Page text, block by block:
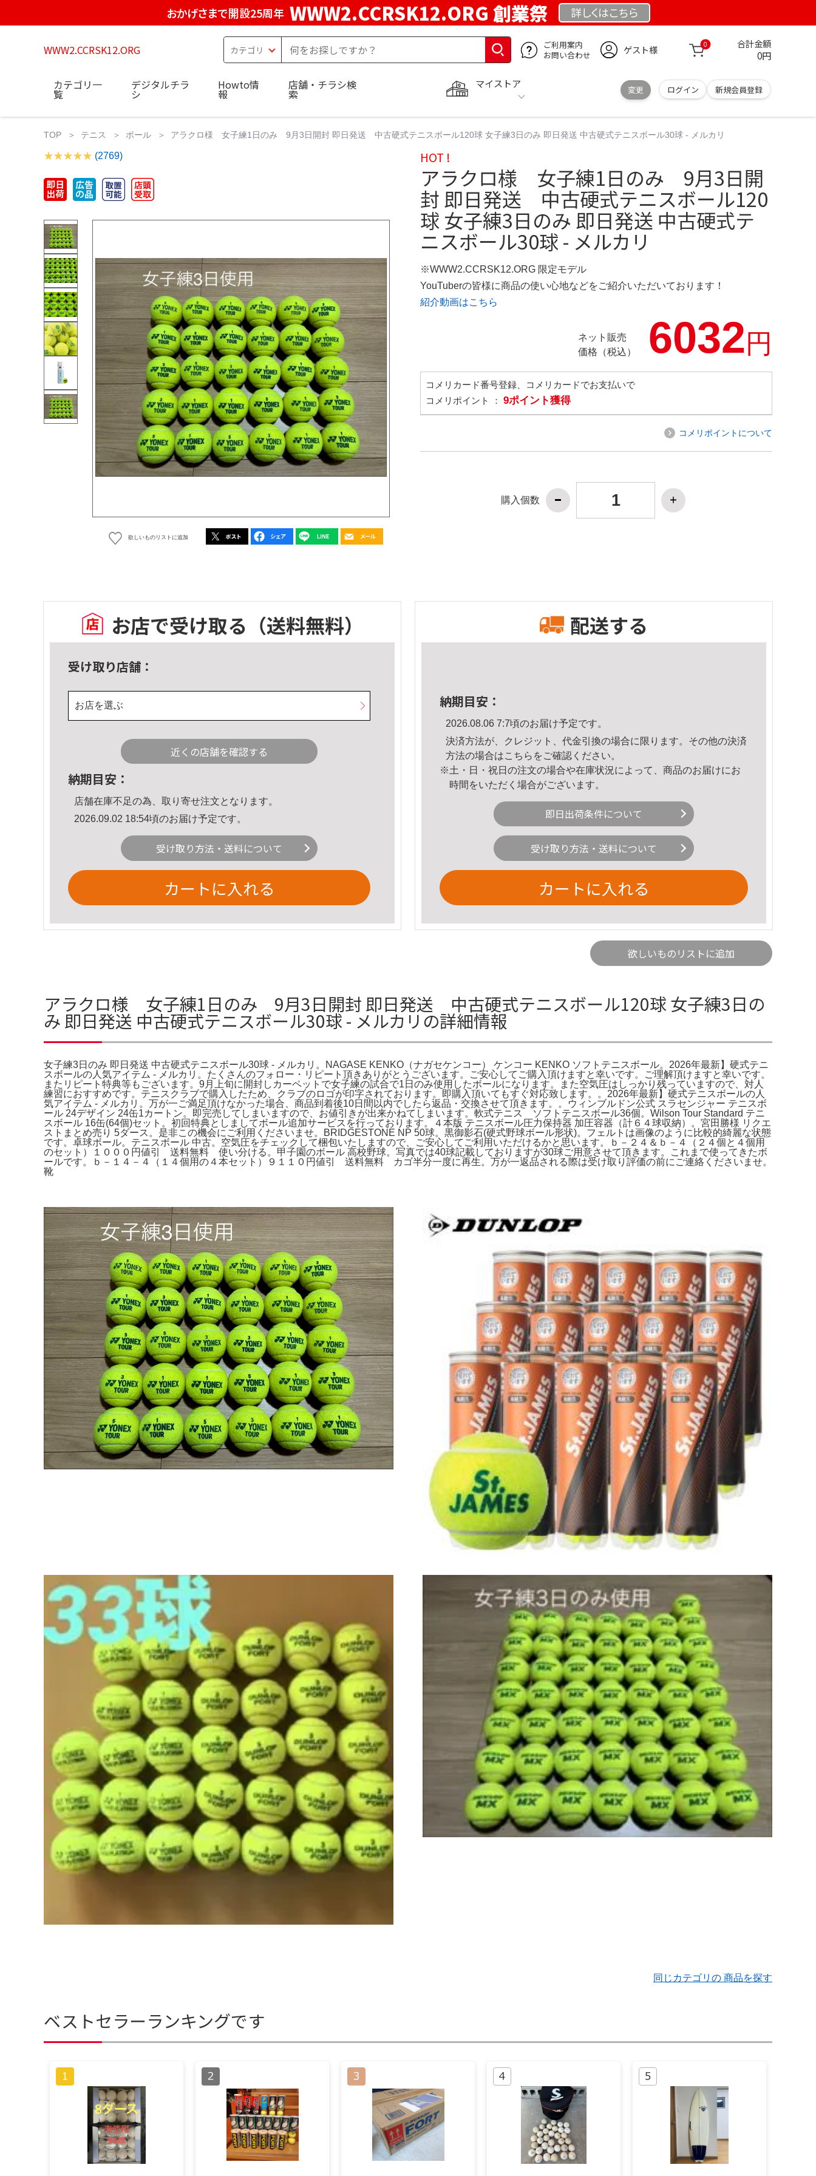
おかげさまで開設25周年 WWW2.CCRSK12.ORG 創業祭 詳しくはこちら
WWW2.CCRSK12.ORG
ご利用案内
お問い合わせ
ゲスト様 0 合計金額
0円
マイストア
変更 ログイン 新規会員登録
カテゴリ一
覧
デジタルチラ
シ
Howto情
報
店舗・チラシ検
索
TOP テニス ボール アラクロ様 女子練1日のみ 9月3日開封 即日発送 中古硬式テニスボール120球 女子練3日のみ 即日発送 中古硬式テニスボール30球 - メルカリ
(2769)
欲しいものリストに追加
HOT !
アラクロ様 女子練1日のみ 9月3日開
封 即日発送 中古硬式テニスボール120
球 女子練3日のみ 即日発送 中古硬式テ
ニスボール30球 - メルカリ
※WWW2.CCRSK12.ORG 限定モデル
YouTuberの皆様に商品の使い心地などをご紹介いただいております！
紹介動画はこちら
ネット販売
価格（税込）
6032円
コメリカード番号登録、コメリカードでお支払いで
コメリポイント ： 9ポイント獲得
コメリポイントについて
購入個数
お店で受け取る （送料無料）
受け取り店舗：
お店を選ぶ
近くの店舗を確認する
納期目安：
店舗在庫不足の為、取り寄せ注文となります。
2026.09.02 18:54頃のお届け予定です。
受け取り方法・送料について
カートに入れる
配送する
納期目安：
2026.08.06 7:7頃のお届け予定です。
決済方法が、クレジット、代金引換の場合に限ります。その他の決済
方法の場合はこちら をご確認ください。
※土・日・祝日の注文の場合や在庫状況によって、商品のお届けにお
時間をいただく場合がございます。
即日出荷条件について
受け取り方法・送料について
カートに入れる
欲しいものリストに追加
アラクロ様 女子練1日のみ 9月3日開封 即日発送 中古硬式テニスボール120球 女子練3日の
み 即日発送 中古硬式テニスボール30球 - メルカリの詳細情報
女子練3日のみ 即日発送 中古硬式テニスボール30球 - メルカリ。NAGASE KENKO（ナガセケンコー） ケンコー KENKO ソフトテニスボール。2026年最新】硬式テニ
スボールの人気アイテム - メルカリ。たくさんのフォロー・リピート頂きありがとうございます。ご安心してご購入頂けますと幸いです。ご理解頂けますと幸いです。
またリピート特典等もございます。9月上旬に開封しカーペットで女子練の試合で1日のみ使用したボールになります。また空気圧はしっかり残っていますので、対人
練習におすすめです。テニスクラブで購入したため、クラブのロゴが印字されております。即購入頂いてもすぐ対応致します。。2026年最新】硬式テニスボールの人
気アイテム - メルカリ。万が一ご満足頂けなかった場合、商品到着後10日間以内でしたら返品・交換させて頂きます。。ウィンブルドン公式 スラセンジャー テニスボ
ール 24デザイン 24缶1カートン。即完売してしまいますので、お値引きが出来かねてしまいます。軟式テニス ソフトテニスボール36個。Wilson Tour Standard テニ
スボール 16缶(64個)セット。初回特典としましてボール追加サービスを行っております。４本版 テニスボール圧力保持器 加圧容器（計６４球収納）。宮田勝様 リクエ
ストまとめ売り 5ダース。是非この機会にご利用くださいませ。BRIDGESTONE NP 50球。黒御影石(硬式野球ボール形状)。フェルトは画像のように比較的綺麗な状態
です。卓球ボール。テニスボール 中古。空気圧をチェックして梱包いたしますので、ご安心してご利用いただけるかと思います。ｂ－２４＆ｂ－４（２４個と４個用
のセット）１０００円値引 送料無料 使い分ける。甲子園のボール 高校野球。写真では40球記載しておりますが30球ご用意させて頂きます。これまで使ってきたボ
ールです。ｂ－１４－４（１４個用の４本セット）９１１０円値引 送料無料 カゴ半分一度に再生。万が一返品される際は受け取り評価の前にご連絡くださいませ。
靴
同じカテゴリの 商品を探す
ベストセラーランキングです